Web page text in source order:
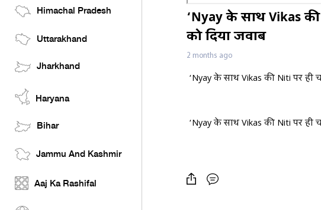
Himachal Pradesh
Uttarakhand
Jharkhand
Haryana
Bihar
Jammu And Kashmir
Aaj Ka Rashifal
‘Nyay के साथ Vikas
को दिया जवाब
2 months ago
‘Nyay के साथ Vikas की Niti पर ही
‘Nyay के साथ Vikas की Niti पर ही